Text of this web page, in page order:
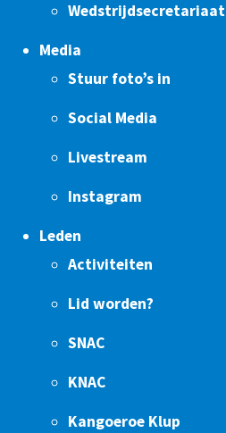
Wedstrijdsecretariaat
Media
Stuur foto’s in
Social Media
Livestream
Instagram
Leden
Activiteiten
Lid worden?
SNAC
KNAC
Kangoeroe Klup